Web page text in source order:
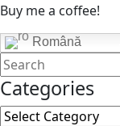
Buy me a coffee!
Română
Categories
Categories